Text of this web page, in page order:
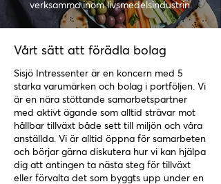
verksamma inom livsmedelsindustrin.
Vårt sätt att förädla bolag
Sisjö Intressenter är en koncern med 5
starka varumärken och bolag i portföljen. Vi
är en nära stöttande samarbetspartner
med aktivt ägande som alltid strävar mot
hållbar tillväxt både sett till miljön och våra
anställda. Vi är alltid öppna för samarbeten
och börjar gärna diskutera hur vi kan hjälpa
dig att antingen ta nästa steg för tillväxt
eller förvalta det som byggts upp under en